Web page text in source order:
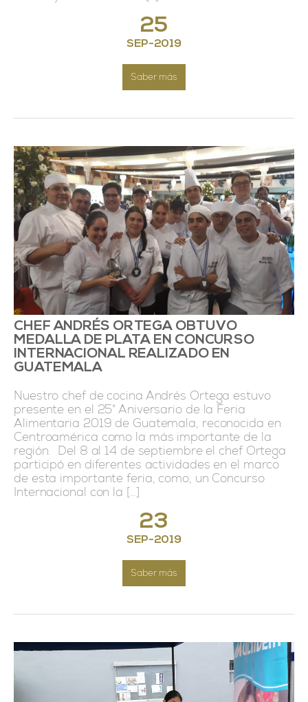
25
SEP-2019
Saber más
23
SEP-2019
Saber más
CHEF ANDRÉS ORTEGA OBTUVO
MEDALLA DE PLATA EN CONCURSO
INTERNACIONAL REALIZADO EN
GUATEMALA
Nuestro chef de cocina Andrés Ortega estuvo
presente en el 25° Aniversario de la Feria
Alimentaria 2019 de Guatemala, reconocida en
Centroamérica como la más importante de la
región. Del 8 al 14 de septiembre el chef Ortega
participó en diferentes actividades en el marco
de esta importante feria, como, un Concurso
Internacional con la […]